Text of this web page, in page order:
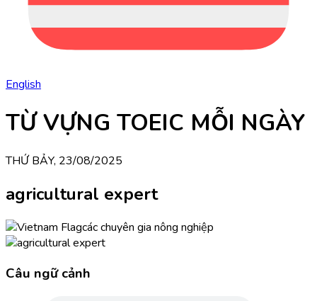
English
TỪ VỰNG TOEIC MỖI NGÀY
THỨ BẢY, 23/08/2025
agricultural expert
các chuyên gia nông nghiệp
Câu ngữ cảnh